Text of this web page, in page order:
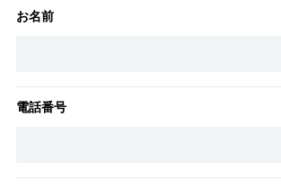
お名前
電話番号